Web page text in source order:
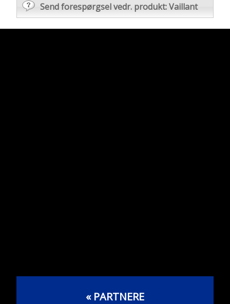
Send forespørgsel vedr. produkt: Vaillant
«​ PARTNERE